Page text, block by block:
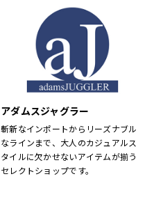
にモダンなツイストを加えた、遊び
心と上品さが特徴です。
アダムスジャグラー
斬新なインポートからリーズナブル
なラインまで、大人のカジュアルス
タイルに欠かせないアイテムが揃う
セレクトショップです。